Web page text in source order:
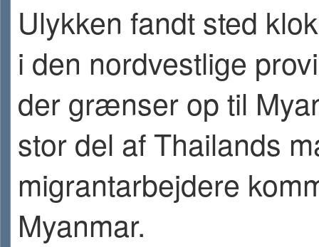
Ulykken fandt sted
i den nordvestlige
der grænser op til
stor del af Thailands
migrantarbejdere
Myanmar.